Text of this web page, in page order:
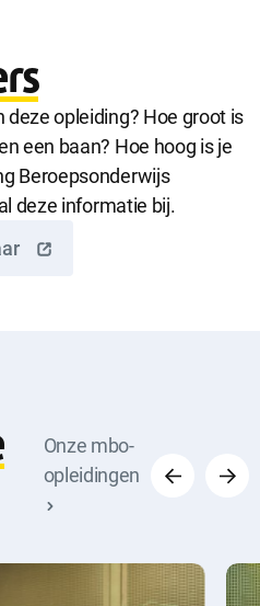
opleiding? Hoe groot is
een baan? Hoe hoog is je
Beroepsonderwijs
deze informatie bij.
Onze mbo-
opleidingen